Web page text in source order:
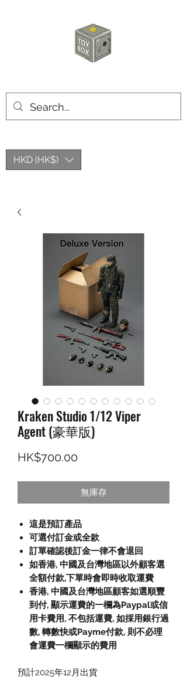
HKD (HK$)
Kraken Studio 1/12 Viper
Agent (豪華版)
HK$700.00價格
無庫存
這是預訂產品
可選付訂金或全款
訂單確認後訂金一律不會退回
如香港, 中國及台灣地區以外顧客選
全額付款,下單時會即時收取運費
香港, 中國及台灣地區顧客如選順豐
到付, 顯示運費的一欄為Paypal或信
用卡費用, 不包括運費, 如採用銀行過
數, 轉數快或Payme付款, 則不必理
會運費一欄顯示的費用
預計2025年12月出貨